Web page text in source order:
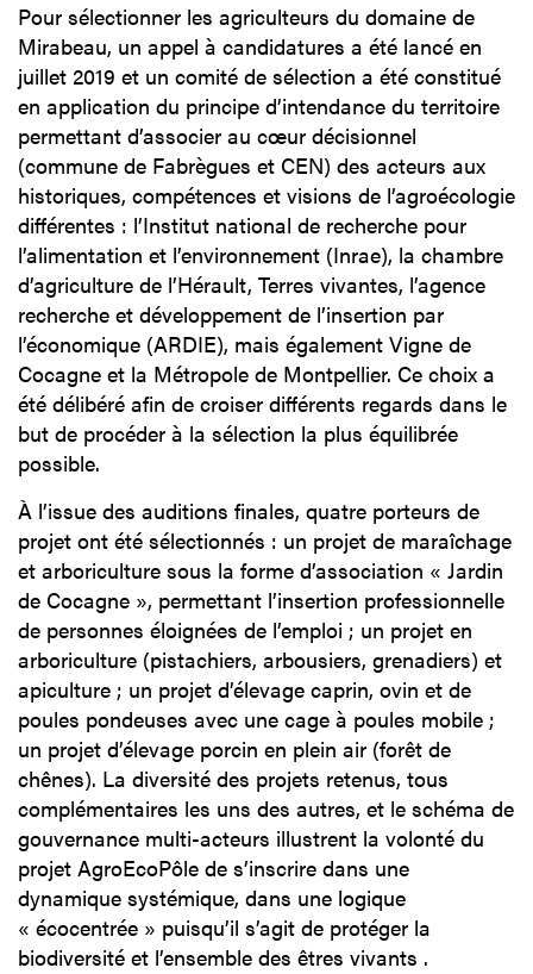
Pour sélectionner les agriculteurs du domaine de
Mirabeau, un appel à candidatures a été lancé en
juillet 2019 et un comité de sélection a été constitué
en application du principe d’intendance du territoire
permettant d’associer au cœur décisionnel
(commune de Fabrègues et CEN) des acteurs aux
historiques, compétences et visions de l’agroécologie
différentes : l’Institut national de recherche pour
l’alimentation et l’environnement (Inrae), la chambre
d’agriculture de l’Hérault, Terres vivantes, l’agence
recherche et développement de l’insertion par
l’économique (ARDIE), mais également Vigne de
Cocagne et la Métropole de Montpellier. Ce choix a
été délibéré afin de croiser différents regards dans le
but de procéder à la sélection la plus équilibrée
possible.
À l’issue des auditions finales, quatre porteurs de
projet ont été sélectionnés : un projet de maraîchage
et arboriculture sous la forme d’association « Jardin
de Cocagne », permettant l’insertion professionnelle
de personnes éloignées de l’emploi ; un projet en
arboriculture (pistachiers, arbousiers, grenadiers) et
apiculture ; un projet d’élevage caprin, ovin et de
poules pondeuses avec une cage à poules mobile ;
un projet d’élevage porcin en plein air (forêt de
chênes). La diversité des projets retenus, tous
complémentaires les uns des autres, et le schéma de
gouvernance multi-acteurs illustrent la volonté du
projet AgroEcoPôle de s’inscrire dans une
dynamique systémique, dans une logique
« écocentrée » puisqu’il s’agit de protéger la
biodiversité et l’ensemble des êtres vivants .